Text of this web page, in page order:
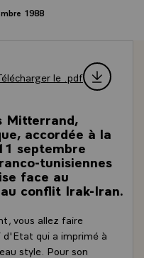
1988
le .pdf
Mitterrand,
accordée à la
septembre
tunisiennes
face au
conflit Irak-Iran.
vous allez faire
d'Etat qui a imprimé à
style. Pour son